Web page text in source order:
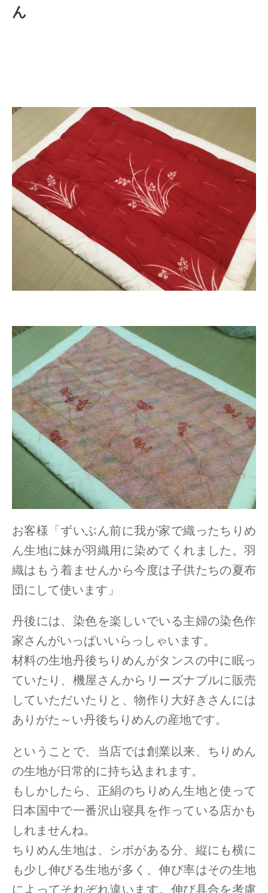
ん
お客様「ずいぶん前に我が家で織ったちりめ
ん生地に妹が羽織用に染めてくれました。羽
織はもう着ませんから今度は子供たちの夏布
団にして使います」
丹後には、染色を楽しいでいる主婦の染色作
家さんがいっぱいいらっしゃいます。
材料の生地丹後ちりめんがタンスの中に眠っ
ていたり、機屋さんからリーズナブルに販売
していただいたりと、物作り大好きさんには
ありがた～い丹後ちりめんの産地です。
ということで、当店では創業以来、ちりめん
の生地が日常的に持ち込まれます。
もしかしたら、正絹のちりめん生地と使って
日本国中で一番沢山寝具を作っている店かも
しれませんね。
ちりめん生地は、シボがある分、縦にも横に
も少し伸びる生地が多く、伸び率はその生地
によってそれぞれ違います。伸び具合を考慮